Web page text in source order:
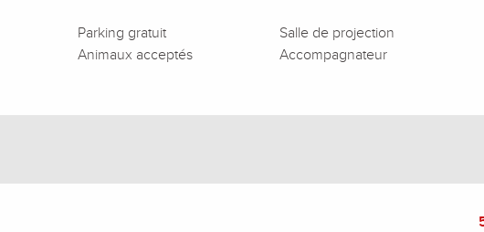
Parking gratuit
Salle de projection
Animaux acceptés
Accompagnateur